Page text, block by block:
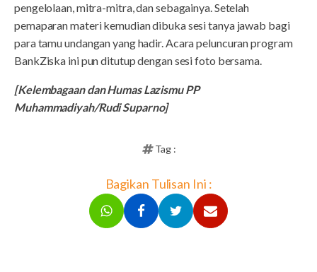
pengelolaan, mitra-mitra, dan sebagainya. Setelah
pemaparan materi kemudian dibuka sesi tanya jawab bagi
para tamu undangan yang hadir. Acara peluncuran program
BankZiska ini pun ditutup dengan sesi foto bersama.
[Kelembagaan dan Humas Lazismu PP
Muhammadiyah/Rudi Suparno]
Tag :
Bagikan Tulisan Ini :